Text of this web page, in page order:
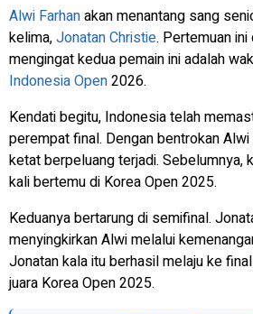
Alwi Farhanakan menantang sang
kelima,Jonatan Christie. Pertemuan
mengingat kedua pemain ini adalah
Indonesia Open2026.
Kendati begitu, Indonesia telah
perempat final. Dengan bentrokan
ketat berpeluang terjadi. Sebelumnya,
kali bertemu di Korea Open 2025.
Keduanya bertarung di semifinal.
menyingkirkan Alwi melalui
Jonatan kala itu berhasil melaju ke
juara Korea Open 2025.